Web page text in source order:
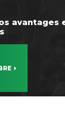
avantages